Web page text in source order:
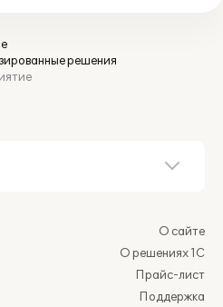
решения
О сайте
О решениях 1С
Прайс-лист
Поддержка